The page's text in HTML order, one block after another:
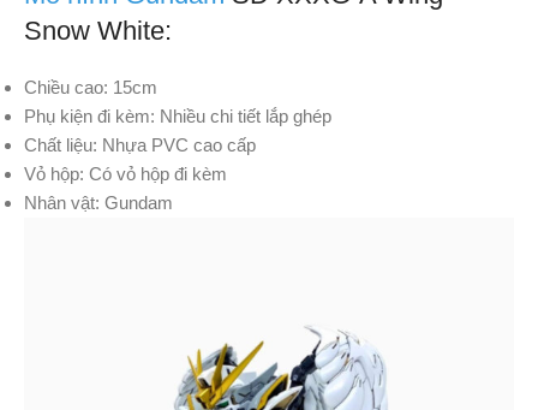
Snow White:
Chiều cao: 15cm
Phụ kiện đi kèm: Nhiều chi tiết lắp ghép
Chất liệu: Nhựa PVC cao cấp
Vỏ hộp: Có vỏ hộp đi kèm
Nhân vật: Gundam